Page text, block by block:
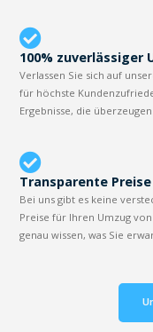
100% zuverlässiger
Verlassen Sie sich auf
für höchste
Ergebnisse, die überzeugen.
Transparente Preise
Bei uns gibt es keine
Preise für Ihren Umzug
genau wissen, was Sie